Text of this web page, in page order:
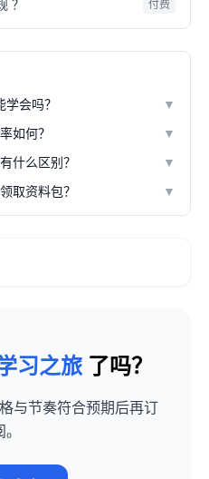
？ 付费
会吗？
▼
如何？
▼
什么区别？
▼
取资料包？
▼
习之旅 了吗？
与节奏符合预期后再订